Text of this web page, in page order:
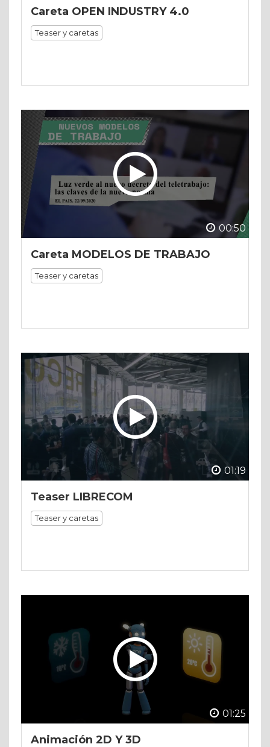
Careta OPEN INDUSTRY 4.0
Teaser y caretas
00:50
Careta MODELOS DE TRABAJO
Teaser y caretas
01:19
Teaser LIBRECOM
Teaser y caretas
01:25
Animación 2D Y 3D